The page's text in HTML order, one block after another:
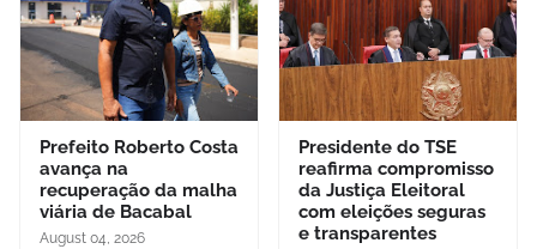
Prefeito Roberto Costa
avança na
recuperação da malha
viária de Bacabal
August 04, 2026
Presidente do TSE
reafirma compromisso
da Justiça Eleitoral
com eleições seguras
e transparentes